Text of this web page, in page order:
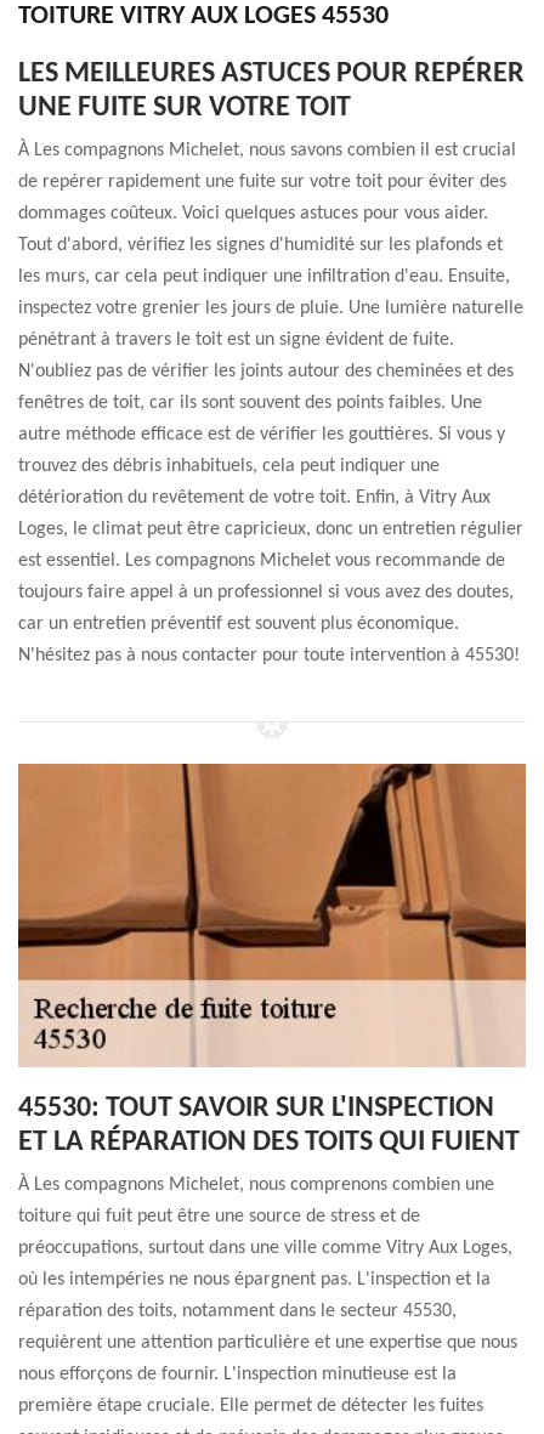
TOITURE VITRY AUX LOGES 45530
LES MEILLEURES ASTUCES POUR REPÉRER
UNE FUITE SUR VOTRE TOIT
À Les compagnons Michelet, nous savons combien il est crucial
de repérer rapidement une fuite sur votre toit pour éviter des
dommages coûteux. Voici quelques astuces pour vous aider.
Tout d'abord, vérifiez les signes d'humidité sur les plafonds et
les murs, car cela peut indiquer une infiltration d'eau. Ensuite,
inspectez votre grenier les jours de pluie. Une lumière naturelle
pénétrant à travers le toit est un signe évident de fuite.
N'oubliez pas de vérifier les joints autour des cheminées et des
fenêtres de toit, car ils sont souvent des points faibles. Une
autre méthode efficace est de vérifier les gouttières. Si vous y
trouvez des débris inhabituels, cela peut indiquer une
détérioration du revêtement de votre toit. Enfin, à Vitry Aux
Loges, le climat peut être capricieux, donc un entretien régulier
est essentiel. Les compagnons Michelet vous recommande de
toujours faire appel à un professionnel si vous avez des doutes,
car un entretien préventif est souvent plus économique.
N'hésitez pas à nous contacter pour toute intervention à 45530!
45530: TOUT SAVOIR SUR L'INSPECTION
ET LA RÉPARATION DES TOITS QUI FUIENT
À Les compagnons Michelet, nous comprenons combien une
toiture qui fuit peut être une source de stress et de
préoccupations, surtout dans une ville comme Vitry Aux Loges,
où les intempéries ne nous épargnent pas. L'inspection et la
réparation des toits, notamment dans le secteur 45530,
requièrent une attention particulière et une expertise que nous
nous efforçons de fournir. L'inspection minutieuse est la
première étape cruciale. Elle permet de détecter les fuites